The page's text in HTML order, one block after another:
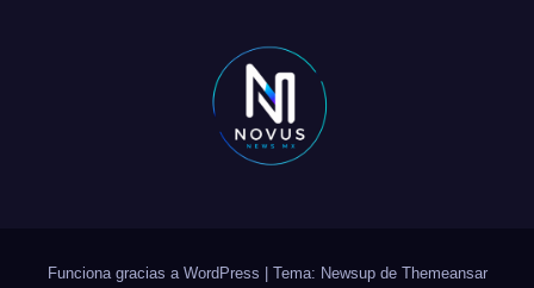
Funciona gracias a WordPress Tema: Newsup de Themeansar